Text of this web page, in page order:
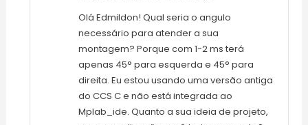
Olá Edmildon! Qual seria o angulo
necessário para atender a sua
montagem? Porque com 1-2 ms terá
apenas 45° para esquerda e 45° para
direita. Eu estou usando uma versão antiga
do CCS C e não está integrada ao
Mplab_ide. Quanto a sua ideia de projeto,